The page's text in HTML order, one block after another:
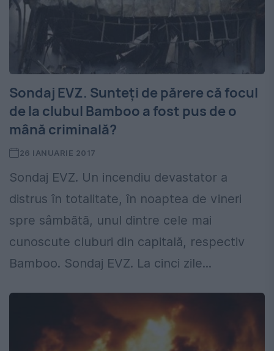
Sondaj EVZ. Sunteţi de părere că focul
de la clubul Bamboo a fost pus de o
mână criminală?
26 IANUARIE 2017
Sondaj EVZ. Un incendiu devastator a
distrus în totalitate, în noaptea de vineri
spre sâmbătă, unul dintre cele mai
cunoscute cluburi din capitală, respectiv
Bamboo. Sondaj EVZ. La cinci zile...